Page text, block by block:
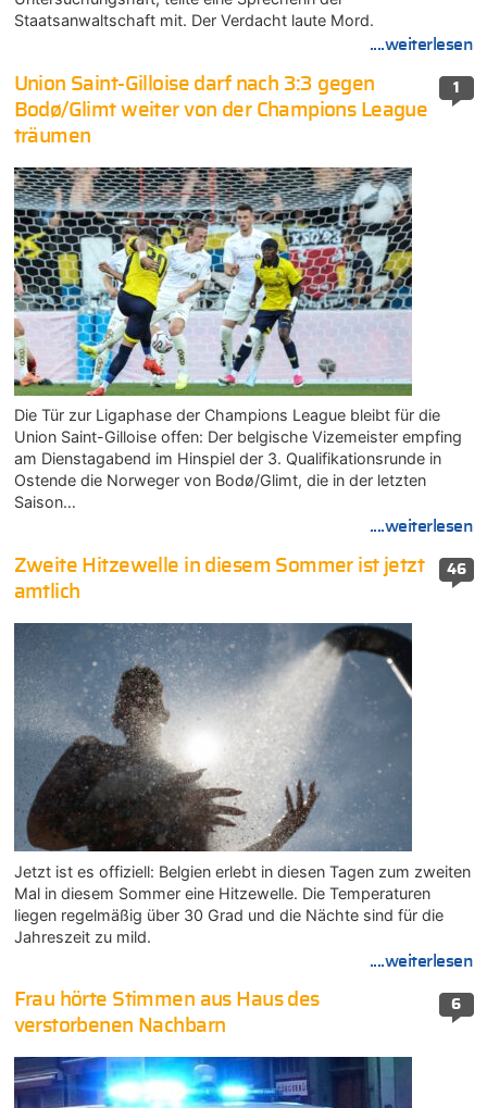
Staatsanwaltschaft mit. Der Verdacht laute Mord.
....weiterlesen
1
Union Saint-Gilloise darf nach 3:3 gegen
Bodø/Glimt weiter von der Champions League
träumen
Die Tür zur Ligaphase der Champions League bleibt für die
Union Saint-Gilloise offen: Der belgische Vizemeister empfing
am Dienstagabend im Hinspiel der 3. Qualifikationsrunde in
Ostende die Norweger von Bodø/Glimt, die in der letzten
Saison…
....weiterlesen
46
Zweite Hitzewelle in diesem Sommer ist jetzt
amtlich
Jetzt ist es offiziell: Belgien erlebt in diesen Tagen zum zweiten
Mal in diesem Sommer eine Hitzewelle. Die Temperaturen
liegen regelmäßig über 30 Grad und die Nächte sind für die
Jahreszeit zu mild.
....weiterlesen
6
Frau hörte Stimmen aus Haus des
verstorbenen Nachbarn